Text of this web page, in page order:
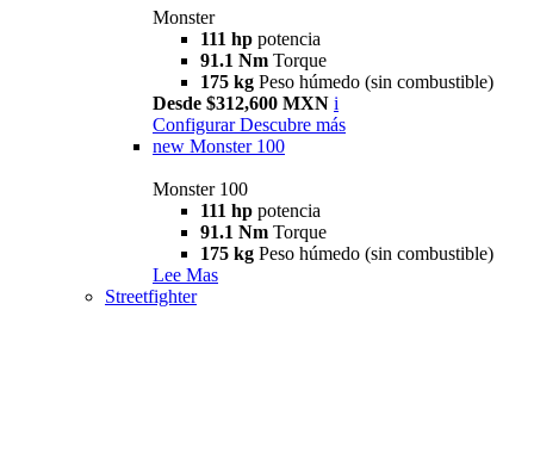
Monster
111 hp potencia
91.1 Nm Torque
175 kg Peso húmedo (sin combustible)
Desde $312,600 MXN i
Configurar Descubre más
new Monster 100
Monster 100
111 hp potencia
91.1 Nm Torque
175 kg Peso húmedo (sin combustible)
Lee Mas
Streetfighter